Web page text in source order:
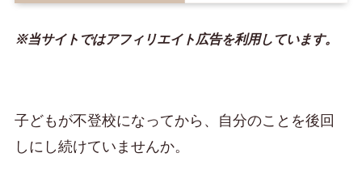
※当サイトではアフィリエイト広告を利用しています。
子どもが不登校になってから、自分のことを後回
しにし続けていませんか。